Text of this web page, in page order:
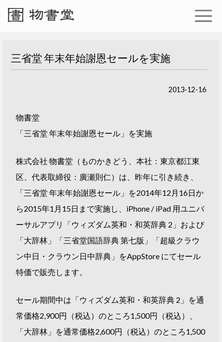
三省堂 年末年始謝恩セールを実施
2013-12-16
物書堂
「三省堂 年末年始謝恩セール」を実施
株式会社 物書堂（ものかきどう、本社：東京都江東
区、代表取締役：廣瀬則仁）は、昨年に引き続き、
「三省堂 年末年始謝恩セール」を2014年12月16日か
ら2015年1月15日まで実施し、iPhone / iPad 用ユニバ
ーサルアプリ「ウィズダム英和・和英辞典 2」および
「大辞林」「三省堂国語辞典 第七版」「超級クラウ
ン中日・クラウン日中辞典」をAppStore にてセール
特価で販売します。
セール期間中は「ウィズダム英和・和英辞典 2」を通
常価格2,900円（税込）のところ1,500円（税込）、
「大辞林」を通常価格2,600円（税込）のところ1,500